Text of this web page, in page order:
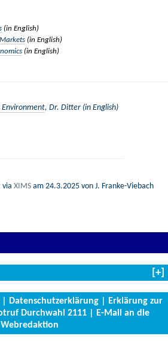
(in English)
(in English)
(in English)
Environment, Dr. Ditter (in English)
via XIMSam 24.3.2025von J. Franke-Viebach
Datenschutzerklärung
Erklärung zur
Durchwahl 2111
E-Mail an die
Webredaktion